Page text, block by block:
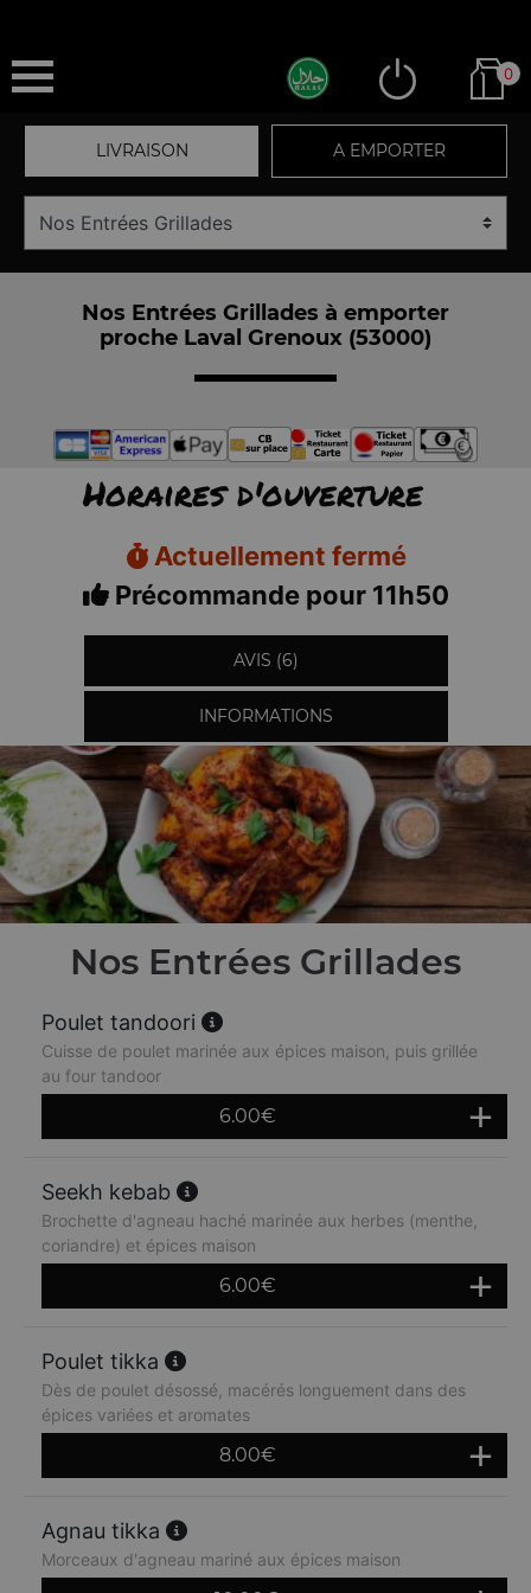
0
LIVRAISON A EMPORTER
Nos Entrées Grillades à emporter
proche Laval Grenoux (53000)
Horaires d'ouverture
Actuellement fermé
Précommande pour 11h50
AVIS (6)
INFORMATIONS
Nos Entrées Grillades
Poulet tandoori
Cuisse de poulet marinée aux épices maison, puis grillée
au four tandoor
6.00€
Seekh kebab
Brochette d'agneau haché marinée aux herbes (menthe,
coriandre) et épices maison
6.00€
Poulet tikka
Dès de poulet désossé, macérés longuement dans des
épices variées et aromates
8.00€
Agnau tikka
Morceaux d'agneau mariné aux épices maison